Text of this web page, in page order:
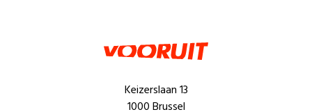
Keizerslaan 13
1000 Brussel